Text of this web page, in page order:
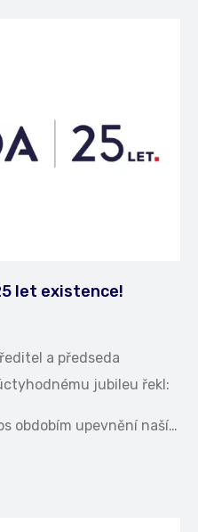
let existence!
a předseda
jubileu řekl:
obdobím upevnění naší…